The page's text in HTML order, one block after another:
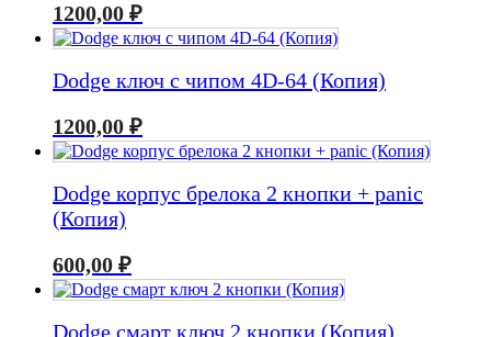
1200,00 ₽
Dodge ключ с чипом 4D-64 (Копия)
1200,00 ₽
Dodge корпус брелока 2 кнопки + panic
(Копия)
600,00 ₽
Dodge смарт ключ 2 кнопки (Копия)